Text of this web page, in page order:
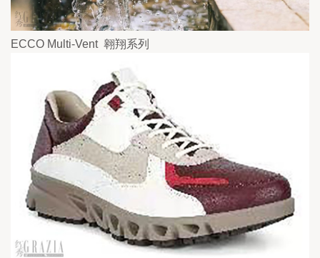
ECCO Multi-Vent  翱翔系列